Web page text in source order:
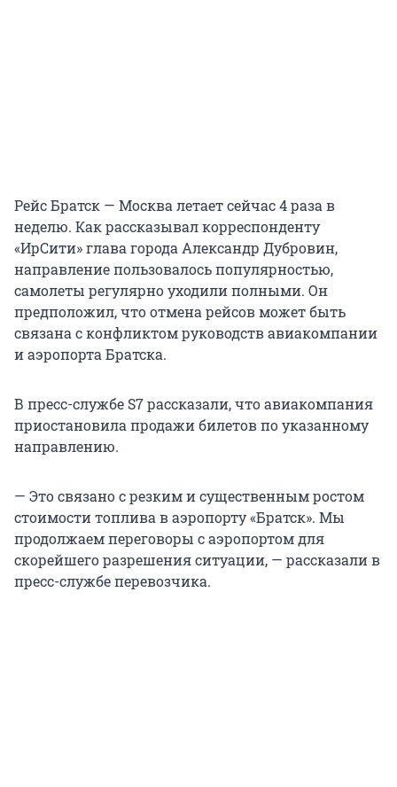
Рейс Братск — Москва летает сейчас 4 раза в
неделю. Как рассказывал корреспонденту
«ИрСити» глава города Александр Дубровин,
направление пользовалось популярностью,
самолеты регулярно уходили полными. Он
предположил, что отмена рейсов может быть
связана с конфликтом руководств авиакомпании
и аэропорта Братска.
В пресс-службе S7 рассказали, что авиакомпания
приостановила продажи билетов по указанному
направлению.
— Это связано с резким и существенным ростом
стоимости топлива в аэропорту «Братск». Мы
продолжаем переговоры с аэропортом для
скорейшего разрешения ситуации, — рассказали в
пресс-службе перевозчика.